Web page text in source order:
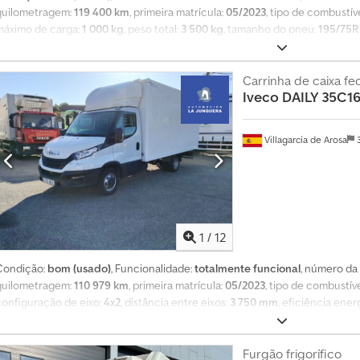
119 400 km, primeira matrícula:05/2023, tipo de
de carga:1 000 kg, peso total: 3 500 kg, tamanho do pneu:195/
, cabina do condutor:
, classe de emissão:Euro 6, suspensão:aço, número de lugares:3
, largura do espaço de carga:2 090 mm, altura do espaço de carga: 2
SUJEITO A CONDIÇÕES E APROVAÇÃO DA
1 / 12
Villagarcía de Arosa
Carrinha de caixa
Iveco DAILY 35C16
bom (usado), Funcionalidade:totalmente funcional, número
110 979 km , primeira matrícula:05/2023 , tipo de
de eixo:4x2 , distância entre eixos: 3 750 mm , eficiência
, classe de emissão:
do espaço de carga:4 200 mm, largura do espaço de carga:
, Ano de fabrico: 2023 , *FINANCIAMENTO SUJEITO A CONDIÇÕES E
Furgão frigorífico